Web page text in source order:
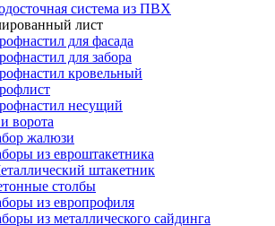
система из ПВХ
лист
для фасада
для забора
кровельный
несущий
ворота
жалюзи
из евроштакетника
штакетник
столбы
из европрофиля
из металлического сайдинга